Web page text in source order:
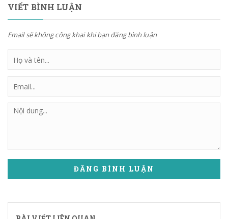
VIẾT BÌNH LUẬN
Email sẽ không công khai khi bạn đăng bình luận
ĐĂNG BÌNH LUẬN